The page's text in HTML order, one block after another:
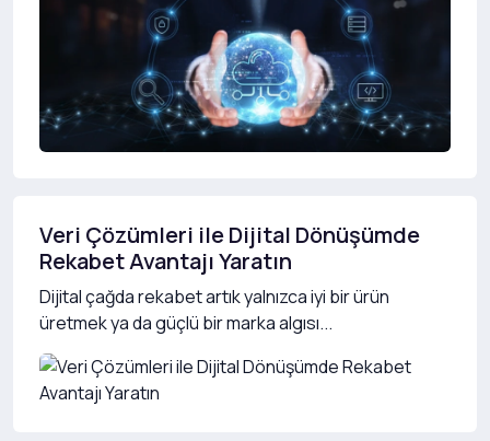
Veri Çözümleri ile Dijital Dönüşümde
Rekabet Avantajı Yaratın
Dijital çağda rekabet artık yalnızca iyi bir ürün
üretmek ya da güçlü bir marka algısı...